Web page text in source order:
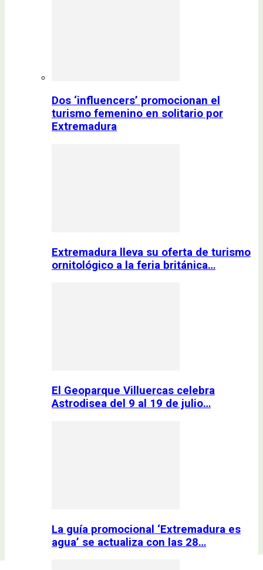
Dos ‘influencers’ promocionan el
turismo femenino en solitario por
Extremadura
Extremadura lleva su oferta de turismo
ornitológico a la feria británica…
El Geoparque Villuercas celebra
Astrodisea del 9 al 19 de julio…
La guía promocional ‘Extremadura es
agua’ se actualiza con las 28…